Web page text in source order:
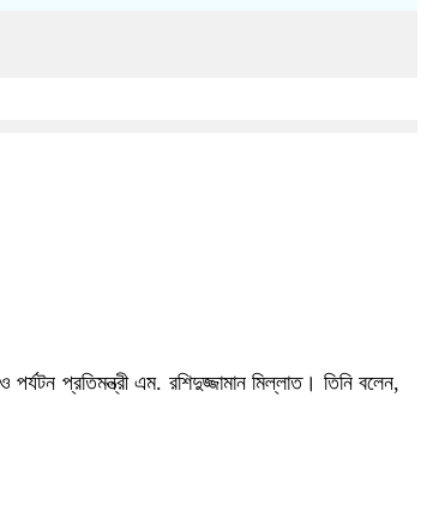
প্রতিমন্ত্রী এম. রশিদুজ্জামান মিল্লাত। তিনি বলেন,